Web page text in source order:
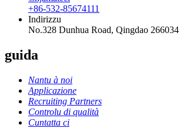
+86-532-85674111
Indirizzu
No.328 Dunhua Road, Qingdao
guida
Nantu à noi
Applicazione
Recruiting Partners
Controlu di qualità
Cuntatta ci